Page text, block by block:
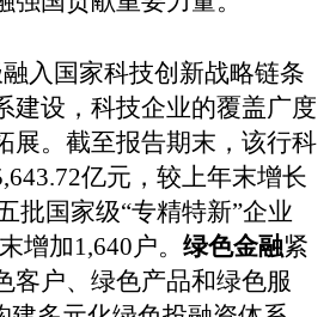
入国家科技创新战略链条
建设，科技企业的覆盖广度
展。 截至报告期末， 该行科
亿元，较上年末增长
批国家级“专精特新”企业
增加1,640户。 绿色金融紧
客户、绿色产品和绿色服